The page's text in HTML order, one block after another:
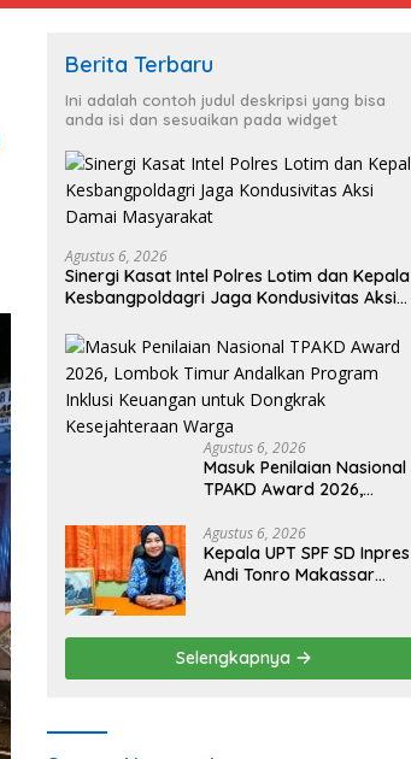
Berita Terbaru
Ini adalah contoh judul deskripsi yang bisa
anda isi dan sesuaikan pada widget
Agustus 6, 2026
Sinergi Kasat Intel Polres Lotim dan Kepala
Kesbangpoldagri Jaga Kondusivitas Aksi
Agustus 6, 2026
Masuk Penilaian Nasional
TPAKD Award 2026,
Program Inklusi Keuangan
untuk Dongkrak
Kesejahteraan Warga
Agustus 6, 2026
Kepala UPT SPF SD Inpres
Andi Tonro Makassar
Sekolah
Selengkapnya